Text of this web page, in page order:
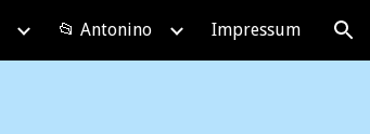
📂 Antonino Impressum